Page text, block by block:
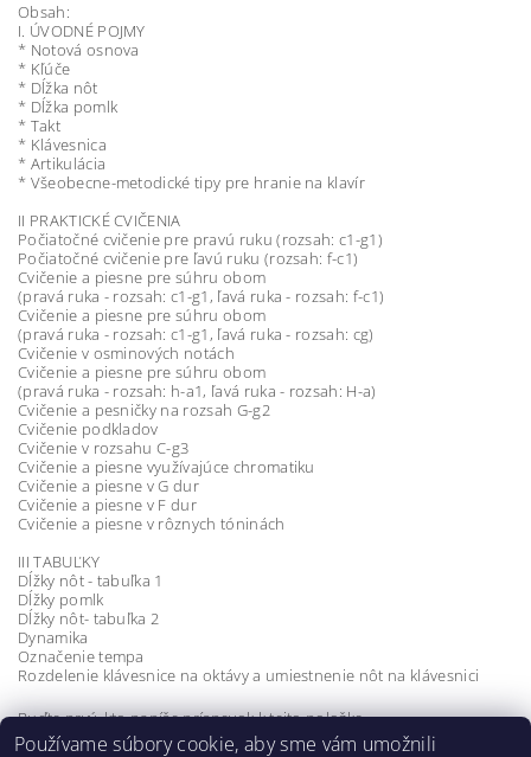
Obsah:
I. ÚVODNÉ POJMY
* Notová osnova
* Kľúče
* Dĺžka nôt
* Dĺžka pomlk
* Takt
* Klávesnica
* Artikulácia
* Všeobecne-metodické tipy pre hranie na klavír
II PRAKTICKÉ CVIČENIA
Počiatočné cvičenie pre pravú ruku (rozsah: c1-g1)
Počiatočné cvičenie pre ľavú ruku (rozsah: f-c1)
Cvičenie a piesne pre súhru obom
(pravá ruka - rozsah: c1-g1, ľavá ruka - rozsah: f-c1)
Cvičenie a piesne presúhru obom
(pravá ruka - rozsah: c1-g1, ľavá ruka - rozsah: cg)
Cvičenie v osminových notách
Cvičenie a piesne presúhru obom
(pravá ruka - rozsah: h-a1, ľavá ruka - rozsah: H-a)
Cvičenie a pesničky na rozsah G-g2
Cvičenie podkladov
Cvičenie v rozsahu C-g3
Cvičenie a piesne využívajúce chromatiku
Cvičenie a piesne v G dur
Cvičenie a piesne v F dur
Cvičenie a piesne v rôznych tóninách
III TABUĽKY
Dĺžky nôt - tabuľka 1
Dĺžky pomlk
Dĺžky nôt- tabuľka 2
Dynamika
Označenie tempa
Rozdelenie klávesnice na oktávy a umiestnenie nôt na klávesnici
Buďte prvý, kto napíše príspevok k tejto položke.
Používame súbory cookie, aby sme vám umožnili